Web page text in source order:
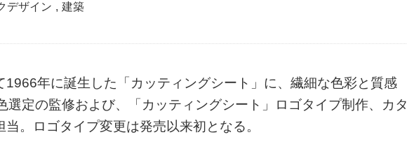
デザイン , 建築
年に誕生した「カッティングシート」に、繊細な色彩と質感
選定の監修および、「カッティングシート」ロゴタイプ制作、カタ
。ロゴタイプ変更は発売以来初となる。